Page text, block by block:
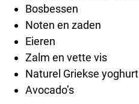
Bosbessen
Noten en zaden
Eieren
Zalm en vette vis
Naturel Griekse yoghurt
Avocado’s